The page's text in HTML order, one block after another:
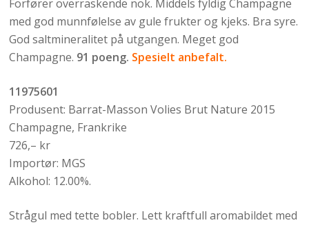
Forfører overraskende nok. Middels fyldig Champagne
med god munnfølelse av gule frukter og kjeks. Bra syre.
God saltmineralitet på utgangen. Meget god
Champagne. 91 poeng. Spesielt anbefalt.
11975601
Produsent: Barrat-Masson Volies Brut Nature 2015
Champagne, Frankrike
726,– kr
Importør: MGS
Alkohol: 12.00%.
Strågul med tette bobler. Lett kraftfull aromabildet med